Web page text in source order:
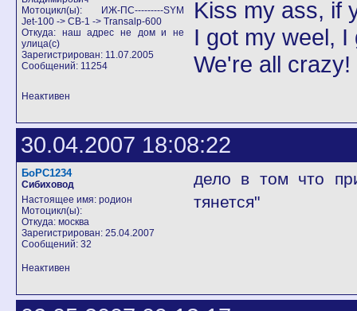
Мотоцикл(ы): ИЖ-ПС---------SYM
Jet-100 -> CB-1 -> Transalp-600
Откуда: наш адрес не дом и не
улица(с)
Зарегистрирован: 11.07.2005
Сообщений: 11254
Kiss my ass, if
I got my weel,
We're all
Неактивен
30.04.2007 18:08:22
БоРС1234
Сибиховод
Настоящее имя: родион
Мотоцикл(ы):
Откуда: москва
Зарегистрирован: 25.04.2007
Сообщений: 32
дело в том что
тянется"
Неактивен